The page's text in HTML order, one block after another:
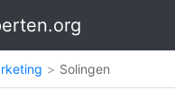
Solingen